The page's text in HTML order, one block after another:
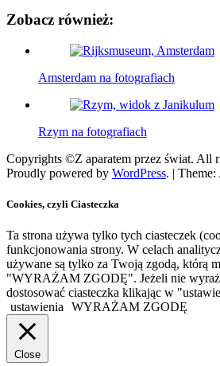
Zobacz również:
Amsterdam na fotografiach
Rzym na fotografiach
Copyrights ©Z aparatem przez świat. All
Proudly powered by WordPress. | Theme:
Cookies, czyli Ciasteczka
Ta strona używa tylko tych ciasteczek
funkcjonowania strony. W celach
używane są tylko za Twoją zgodą, którą
"WYRAŻAM ZGODĘ". Jeżeli nie
dostosować ciasteczka klikając w
ustawienia
WYRAŻAM ZGODĘ
Close